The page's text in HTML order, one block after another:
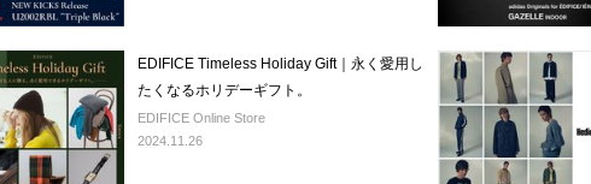
EDIFICE Timeless Holiday Gift｜永く愛用し
たくなるホリデーギフト。
EDIFICE Online Store
2024.11.26